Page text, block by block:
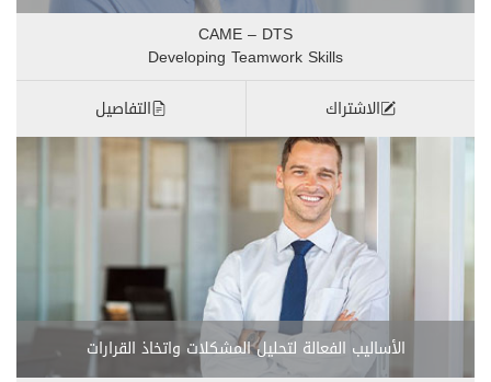
CAME – DTS
Developing Teamwork Skills
الاشتراك
التفاصيل
الأساليب الفعالة لتحليل المشكلات واتخاذ القرارات